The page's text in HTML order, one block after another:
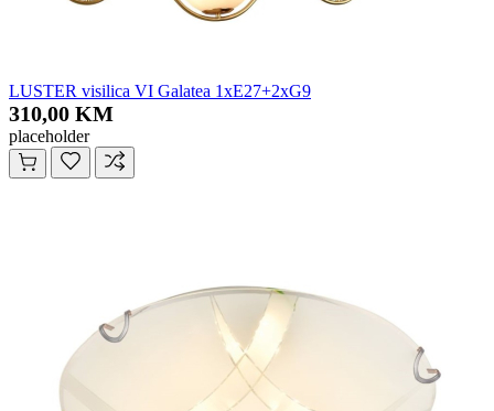
LUSTER visilica VI Galatea 1xE27+2xG9
310,00 KM
placeholder